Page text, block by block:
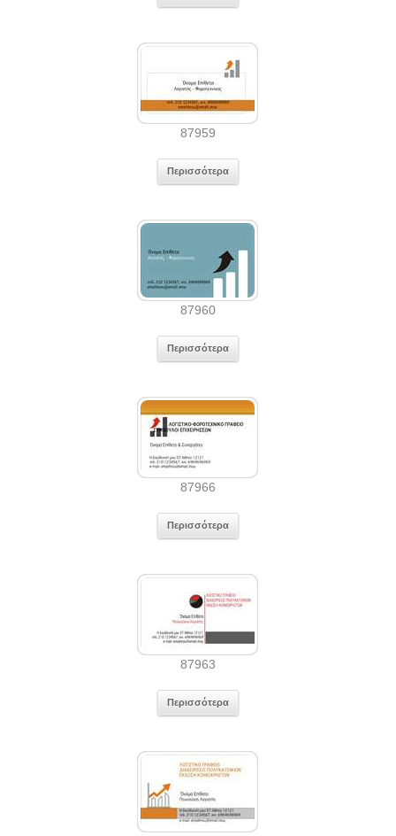
87959
Περισσότερα
87960
Περισσότερα
87966
Περισσότερα
87963
Περισσότερα